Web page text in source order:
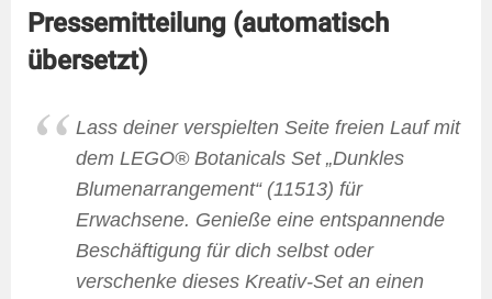
Pressemitteilung (automatisch
übersetzt)
Lass deiner verspielten Seite freien Lauf mit
dem LEGO® Botanicals Set „Dunkles
Blumenarrangement“ (11513) für
Erwachsene. Genieße eine entspannende
Beschäftigung für dich selbst oder
verschenke dieses Kreativ-Set an einen